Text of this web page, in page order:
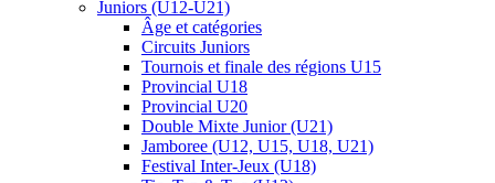
Juniors (U12-U21)
Âge et catégories
Circuits Juniors
Tournois et finale des régions U15
Provincial U18
Provincial U20
Double Mixte Junior (U21)
Jamboree (U12, U15, U18, U21)
Festival Inter-Jeux (U18)